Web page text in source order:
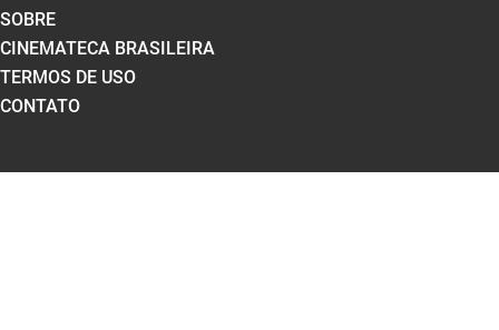
SOBRE
CINEMATECA BRASILEIRA
TERMOS DE USO
CONTATO